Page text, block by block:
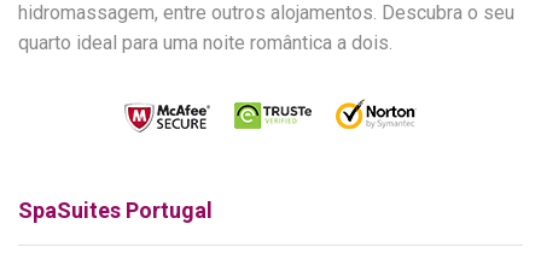
hidromassagem, entre outros alojamentos. Descubra o seu
quarto ideal para uma noite romântica a dois.
SpaSuites Portugal